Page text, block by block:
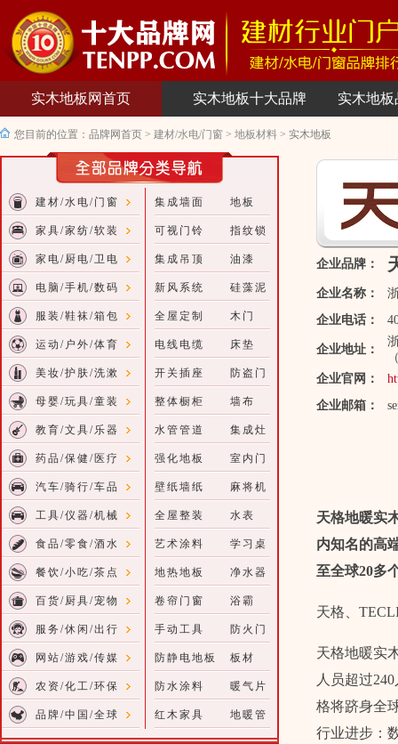
实木地板网首页 实木地板十大品牌 实木地
您目前的位置： 品牌网首页 > 建材/水电/门窗 > 地板材料 > 实木地板
建材/水电/门窗
家具/家纺/软装
家电/厨电/卫电
电脑/手机/数码
服装/鞋袜/箱包
运动/户外/体育
美妆/护肤/洗漱
母婴/玩具/童装
教育/文具/乐器
药品/保健/医疗
汽车/骑行/车品
工具/仪器/机械
食品/零食/酒水
餐饮/小吃/茶点
百货/厨具/宠物
服务/休闲/出行
网站/游戏/传媒
农资/化工/环保
品牌/中国/全球
集成墙面 地板
可视门铃 指纹锁
集成吊顶 油漆
新风系统 硅藻泥
全屋定制 木门
电线电缆 床垫
开关插座 防盗门
整体橱柜 墙布
水管管道 集成灶
强化地板 室内门
壁纸墙纸 麻将机
全屋整装 水表
艺术涂料 学习桌
地热地板 净水器
卷帘门窗 浴霸
手动工具 防火门
防静电地板 板材
防水涂料 暖气片
红木家具 地暖管
企业品牌：
企业名称：
企业电话：
企业地址：
企业官网：
企业邮箱：
天格地暖实
内知名的高
至全球20多
天格、
天格地暖实
人员超过
格将跻身全
行业进步：